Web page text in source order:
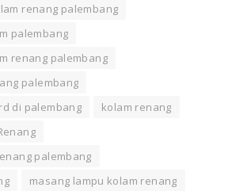
renang palembang
palembang
renang palembang
palembang
di palembang
kolam renang
palembang
masang lampu kolam renang